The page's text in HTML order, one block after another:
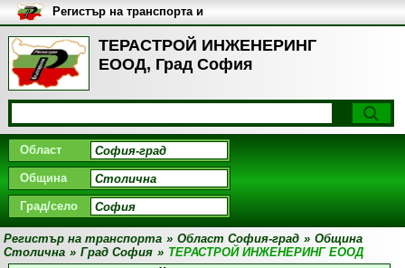
ТЕРАСТРОЙ ИНЖЕНЕРИНГ
ЕООД, Град София
Регистър на транспорта и
транспортните фирми в
България
Област
Община
Град/село
Регистър на транспорта » Област София-град » Община
Столична » Град София » ТЕРАСТРОЙ ИНЖЕНЕРИНГ ЕООД